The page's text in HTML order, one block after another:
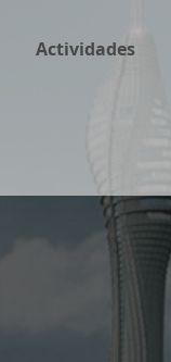
Actividades